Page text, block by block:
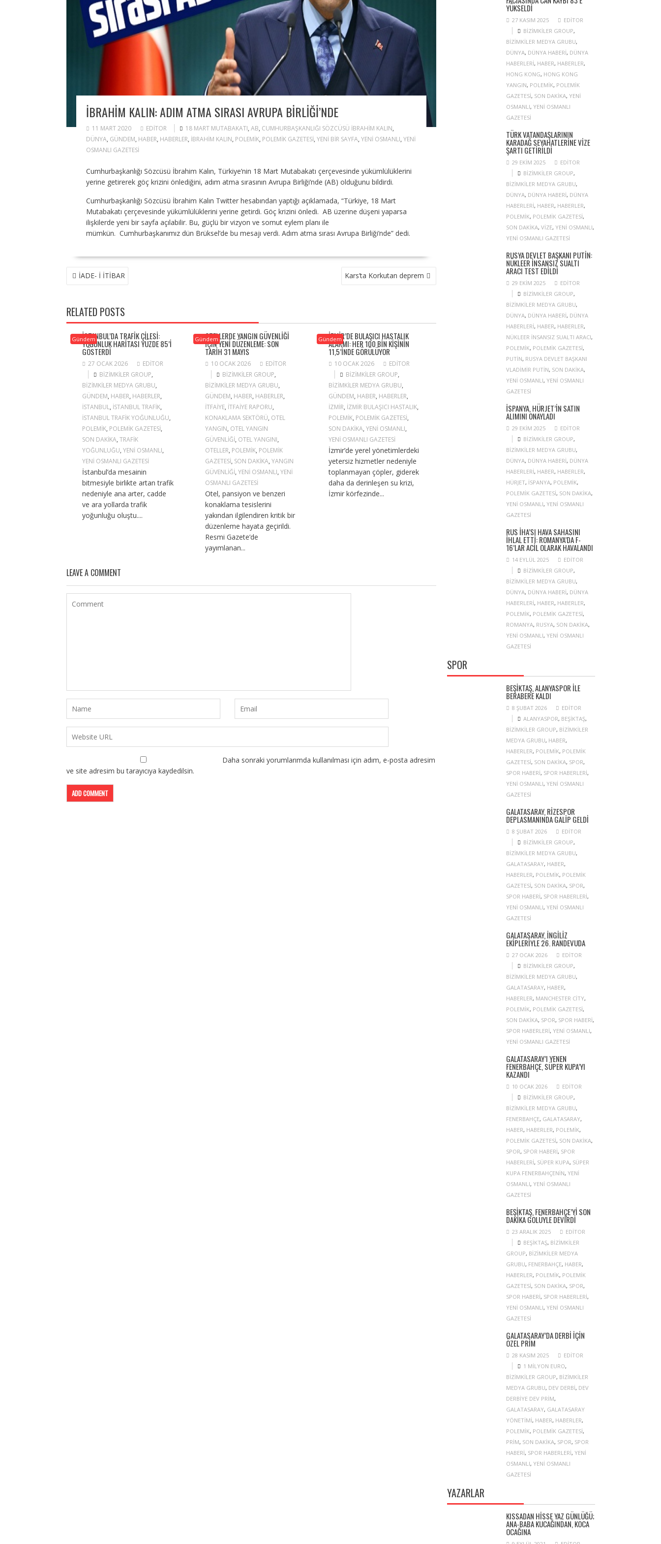
İBRAHIM KALIN: ADIM ATMA SIRASI AVRUPA BIRLIĞI’NDE
11 MART 2020 EDITOR 18 MART MUTABAKATI, AB, CUMHURBAŞKANLIĞI SÖZCÜSÜ IBRAHIM KALIN,
DÜNYA, GÜNDEM, HABER, HABERLER, IBRAHIM KALIN, POLEMIK, POLEMIK GAZETESI, YENI BIR SAYFA, YENI OSMANLI, YENI
OSMANLI GAZETESI
Cumhurbaşkanlığı Sözcüsü İbrahim Kalın, Türkiye’nin 18 Mart Mutabakatı çerçevesinde yükümlülüklerini
yerine getirerek göç krizini önlediğini, adım atma sırasının Avrupa Birliği’nde (AB) olduğunu bildirdi.
Cumhurbaşkanlığı Sözcüsü İbrahim Kalın Twitter hesabından yaptığı açıklamada, “Türkiye, 18 Mart
Mutabakatı çerçevesinde yükümlülüklerini yerine getirdi. Göç krizini önledi. AB üzerine düşeni yaparsa
ilişkilerde yeni bir sayfa açılabilir. Bu, güçlü bir vizyon ve somut eylem planı ile
mümkün. Cumhurbaşkanımız dün Brüksel’de bu mesajı verdi. Adım atma sırası Avrupa Birliği’nde” dedi.
YAZI
GEZINMESI
İADE- İ İTİBAR Kars’ta Korkutan deprem
RELATED POSTS
Gündem
İSTANBUL’DA TRAFIK ÇILESI:
YOĞUNLUK HARITASI YÜZDE 85’I
GÖSTERDI
27 OCAK 2026
EDITOR
BIZIMKILER GROUP,
BIZIMKILER MEDYA GRUBU,
GÜNDEM, HABER, HABERLER,
ISTANBUL, ISTANBUL TRAFIK,
ISTANBUL TRAFIK YOĞUNLUĞU,
POLEMIK, POLEMIK GAZETESI,
SON DAKIKA, TRAFIK
YOĞUNLUĞU, YENI OSMANLI,
YENI OSMANLI GAZETESI
İstanbul’da mesainin
bitmesiyle birlikte artan trafik
nedeniyle ana arter, cadde
ve ara yollarda trafik
yoğunluğu oluştu....
Gündem
OTELLERDE YANGIN GÜVENLIĞI
IÇIN YENI DÜZENLEME: SON
TARIH 31 MAYIS
10 OCAK 2026
EDITOR
BIZIMKILER GROUP,
BIZIMKILER MEDYA GRUBU,
GÜNDEM, HABER, HABERLER,
ITFAIYE, ITFAIYE RAPORU,
KONAKLAMA SEKTÖRÜ, OTEL
YANGIN, OTEL YANGIN
GÜVENLIĞI, OTEL YANGINI,
OTELLER, POLEMIK, POLEMIK
GAZETESI, SON DAKIKA,YANGIN
GÜVENLIĞI,YENI OSMANLI,YENI
OSMANLI GAZETESI
Otel, pansiyon ve benzeri
konaklama tesislerini
yakından ilgilendiren kritik bir
düzenleme hayata geçirildi.
Resmi Gazete’de
yayımlanan...
Gündem
İZMIR’DE BULAŞICI HASTALIK
ALARMI: HER 100 BIN KIŞININ
11,5’INDE GÖRÜLÜYOR
10 OCAK 2026
EDITOR
BIZIMKILER GROUP,
BIZIMKILER MEDYA GRUBU,
GÜNDEM, HABER, HABERLER,
IZMIR, IZMIR BULAŞICI HASTALIK,
POLEMIK, POLEMIK GAZETESI,
SON DAKIKA,YENI OSMANLI,
YENI OSMANLI GAZETESI
İzmir’de yerel yönetimlerdeki
yetersiz hizmetler nedeniyle
toplanmayan çöpler, giderek
daha da derinleşen su krizi,
İzmir körfezinde...
LEAVE A COMMENT
Daha sonraki yorumlarımda kullanılması için adım, e-posta adresim
ve site adresim bu tarayıcıya kaydedilsin.
YÜKSELDI
27 KASIM 2025
EDITOR
BIZIMKILER GROUP,
BIZIMKILER MEDYA GRUBU,
DÜNYA, DÜNYA HABERI, DÜNYA
HABERLERI, HABER, HABERLER,
HONG KONG, HONG KONG
YANGIN, POLEMIK, POLEMIK
GAZETESI, SON DAKIKA, YENI
OSMANLI, YENI OSMANLI
GAZETESI
TÜRK VATANDAŞLARININ
KARADAĞ SEYAHATLERINE VIZE
ŞARTI GETIRILDI
29 EKIM 2025
EDITOR
BIZIMKILER GROUP,
BIZIMKILER MEDYA GRUBU,
DÜNYA, DÜNYA HABERI, DÜNYA
HABERLERI, HABER, HABERLER,
POLEMIK, POLEMIK GAZETESI,
SON DAKIKA, VIZE, YENI OSMANLI,
YENI OSMANLI GAZETESI
RUSYA DEVLET BAŞKANI PUTIN:
NÜKLEER INSANSIZ SUALTI
ARACI TEST EDILDI
29 EKIM 2025
EDITOR
BIZIMKILER GROUP,
BIZIMKILER MEDYA GRUBU,
DÜNYA, DÜNYA HABERI, DÜNYA
HABERLERI, HABER, HABERLER,
NÜKLEER INSANSIZ SUALTI ARACI,
POLEMIK, POLEMIK GAZETESI,
PUTIN, RUSYA DEVLET BAŞKANI
VLADIMIR PUTIN, SON DAKIKA,
YENI OSMANLI, YENI OSMANLI
GAZETESI
İSPANYA, HÜRJET’IN SATIN
ALIMINI ONAYLADI
29 EKIM 2025
EDITOR
BIZIMKILER GROUP,
BIZIMKILER MEDYA GRUBU,
DÜNYA, DÜNYA HABERI, DÜNYA
HABERLERI, HABER, HABERLER,
HÜRJET, ISPANYA, POLEMIK,
POLEMIK GAZETESI, SON DAKIKA,
YENI OSMANLI, YENI OSMANLI
GAZETESI
RUS İHA’SI HAVA SAHASINI
IHLAL ETTI: ROMANYA’DA F-
16’LAR ACIL OLARAK HAVALANDI
14 EYLÜL 2025
EDITOR
BIZIMKILER GROUP,
BIZIMKILER MEDYA GRUBU,
DÜNYA, DÜNYA HABERI, DÜNYA
HABERLERI, HABER, HABERLER,
POLEMIK, POLEMIK GAZETESI,
ROMANYA, RUSYA, SON DAKIKA,
YENI OSMANLI, YENI OSMANLI
GAZETESI
SPOR
BEŞIKTAŞ, ALANYASPOR ILE
BERABERE KALDI
8 ŞUBAT 2026
EDITOR
ALANYASPOR, BEŞIKTAŞ,
BIZIMKILER GROUP, BIZIMKILER
MEDYA GRUBU, HABER,
HABERLER, POLEMIK, POLEMIK
GAZETESI, SON DAKIKA, SPOR,
SPOR HABERI, SPOR HABERLERI,
YENI OSMANLI, YENI OSMANLI
GAZETESI
GALATASARAY, RIZESPOR
DEPLASMANINDA GALIP GELDI
8 ŞUBAT 2026
EDITOR
BIZIMKILER GROUP,
BIZIMKILER MEDYA GRUBU,
GALATASARAY, HABER,
HABERLER, POLEMIK, POLEMIK
GAZETESI, SON DAKIKA, SPOR,
SPOR HABERI, SPOR HABERLERI,
YENI OSMANLI, YENI OSMANLI
GAZETESI
GALATASARAY, İNGILIZ
EKIPLERIYLE 26. RANDEVUDA
27 OCAK 2026
EDITOR
BIZIMKILER GROUP,
BIZIMKILER MEDYA GRUBU,
GALATASARAY, HABER,
HABERLER, MANCHESTER CITY,
POLEMIK, POLEMIK GAZETESI,
SON DAKIKA, SPOR, SPOR HABERI,
SPOR HABERLERI, YENI OSMANLI,
YENI OSMANLI GAZETESI
GALATASARAY’I YENEN
FENERBAHÇE, SÜPER KUPA’YI
KAZANDI
10 OCAK 2026
EDITOR
BIZIMKILER GROUP,
BIZIMKILER MEDYA GRUBU,
FENERBAHÇE, GALATASARAY,
HABER, HABERLER, POLEMIK,
POLEMIK GAZETESI, SON DAKIKA,
SPOR, SPOR HABERI, SPOR
HABERLERI, SÜPER KUPA, SÜPER
KUPA FENERBAHÇENIN, YENI
OSMANLI, YENI OSMANLI
GAZETESI
BEŞIKTAŞ, FENERBAHÇE’YI SON
DAKIKA GOLÜYLE DEVIRDI
23 ARALIK 2025
EDITOR
BEŞIKTAŞ, BIZIMKILER
GROUP, BIZIMKILER MEDYA
GRUBU, FENERBAHÇE, HABER,
HABERLER, POLEMIK, POLEMIK
GAZETESI, SON DAKIKA, SPOR,
SPOR HABERI, SPOR HABERLERI,
YENI OSMANLI, YENI OSMANLI
GAZETESI
GALATASARAY’DA DERBI IÇIN
ÖZEL PRIM
28 KASIM 2025
EDITOR
1 MILYON EURO,
BIZIMKILER GROUP, BIZIMKILER
MEDYA GRUBU, DEV DERBI, DEV
DERBIYE DEV PRIM,
GALATASARAY, GALATASARAY
YÖNETIMI, HABER, HABERLER,
POLEMIK, POLEMIK GAZETESI,
PRIM, SON DAKIKA, SPOR, SPOR
HABERI, SPOR HABERLERI, YENI
OSMANLI, YENI OSMANLI
GAZETESI
YAZARLAR
KISSADAN HISSE YAZ GÜNLÜĞÜ;
ANA-BABA KUCAĞINDAN, KOCA
OCAĞINA